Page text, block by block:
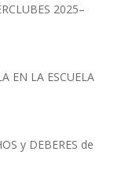
2025–
EN LA ESCUELA
y DEBERES de